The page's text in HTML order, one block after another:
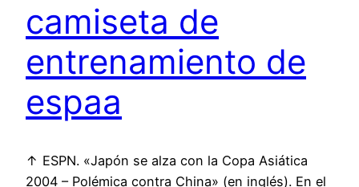
camiseta de
entrenamiento de
espaa
↑ ESPN. «Japón se alza con la Copa Asiática
2004 – Polémica contra China» (en inglés). En el